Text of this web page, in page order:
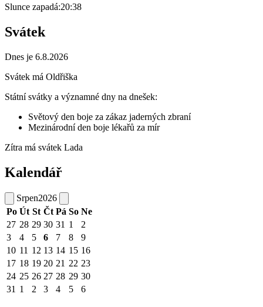
Slunce zapadá:20:38
Svátek
Dnes je 6.8.2026
Svátek má Oldřiška
Státní svátky a významné dny na dnešek:
Světový den boje za zákaz jaderných zbraní
Mezinárodní den boje lékařů za mír
Zítra má svátek Lada
Kalendář
Srpen2026
Po Út St Čt Pá So Ne
27 28 29 30 31 1
2
3
4 5 6 7 8
9
10 11 12 13 14 15 16
17 18 19 20 21 22 23
24 25 26 27 28 29 30
31 1 2 3 4 5 6